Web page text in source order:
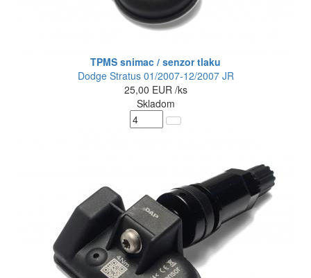
TPMS snimac / senzor tlaku
Dodge Stratus 01/2007-12/2007 JR
25,00 EUR /ks
Skladom